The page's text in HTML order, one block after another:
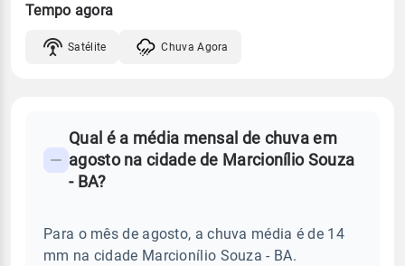
Tempo agora
Satélite Chuva Agora
Perguntas
frequentes
chuva
Qual é a média mensal de chuva em
agosto na cidade de Marcionílio Souza
- BA?
Para o mês de agosto, a chuva média é de 14
mm na cidade Marcionílio Souza - BA.